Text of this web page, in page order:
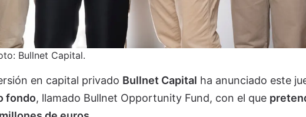
Bullnet Capital.
en capital privado Bullnet Capital ha anunciado este
fondo, llamado Bullnet Opportunity Fund, con el que